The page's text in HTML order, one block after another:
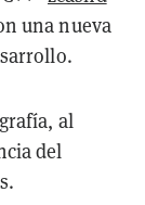
una nueva
al
del